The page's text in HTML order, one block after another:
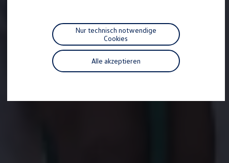
Individualisieren
Wallbox und Ladekabel
Digitale Extras
Dienste für Ihr Modell finden
Volkswagen Apps, Login und Shop
Handy und Fahrzeug verbinden
Vorgängermodelle
Alle akzeptieren
Nur technisch notwendige
Cookies